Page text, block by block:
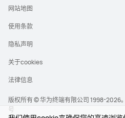
版权所有 © 华为终端有限公司 1998-2026
号
网站地图
使用条款
隐私声明
关于cookies
法律信息